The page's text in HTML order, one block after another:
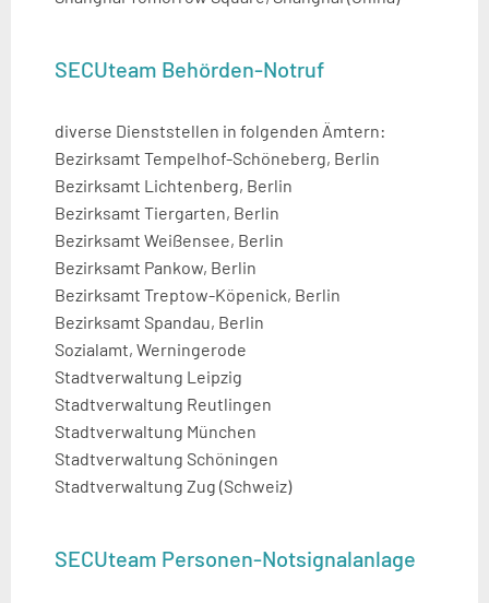
SECUteam Behörden-Notruf
diverse Dienststellen in folgenden Ämtern:
Bezirksamt Tempelhof-Schöneberg, Berlin
Bezirksamt Lichtenberg, Berlin
Bezirksamt Tiergarten, Berlin
Bezirksamt Weißensee, Berlin
Bezirksamt Pankow, Berlin
Bezirksamt Treptow-Köpenick, Berlin
Bezirksamt Spandau, Berlin
Sozialamt, Werningerode
Stadtverwaltung Leipzig
Stadtverwaltung Reutlingen
Stadtverwaltung München
Stadtverwaltung Schöningen
Stadtverwaltung Zug (Schweiz)
SECUteam Personen-Notsignalanlage